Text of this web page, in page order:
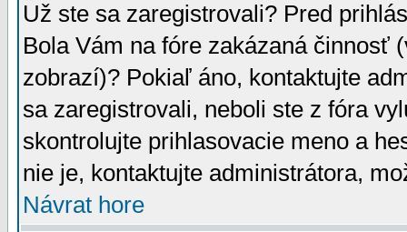
Už ste sa zaregistrovali? Pred
Bola Vám na fóre zakázaná činnosť
zobrazí)? Pokiaľ áno, kontaktujte
sa zaregistrovali, neboli ste z fóra
skontrolujte prihlasovacie meno a
nie je, kontaktujte administrátora,
Návrat hore